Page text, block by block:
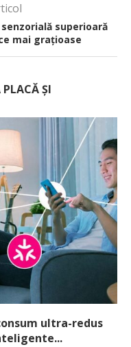
superioară
mai grațioase
PLACĂ ȘI
ultra-redus